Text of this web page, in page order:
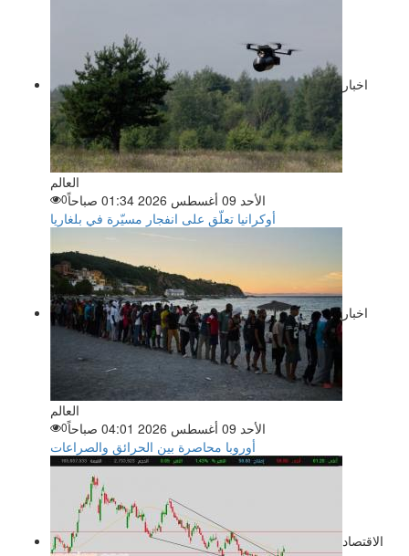
اخبار
العالم
الأحد 09 أغسطس 2026 01:34 صباحاً
0
أوكرانيا تعلّق على انفجار مسيّرة في بلغاريا
اخبار
العالم
الأحد 09 أغسطس 2026 04:01 صباحاً
0
أوروبا محاصرة بين الحرائق والصراعات
الاقتصاد